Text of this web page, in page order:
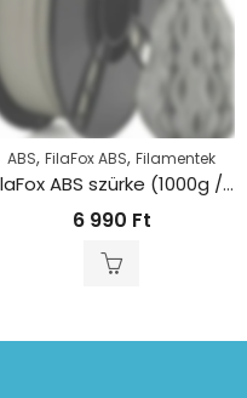
ABS, FilaFox ABS, Filamentek
FilaFox ABS szürke (1000g / 1,75mm)
6 990 Ft